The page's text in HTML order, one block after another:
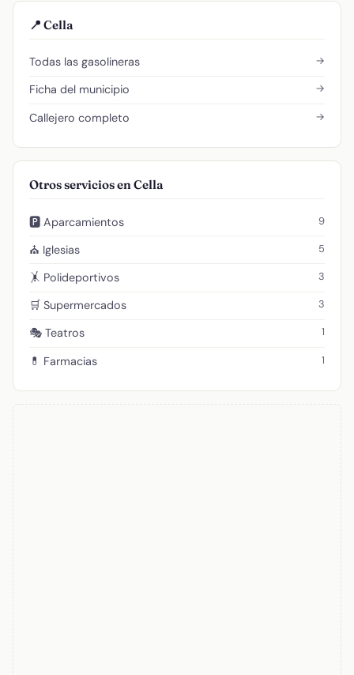
📍 Cella
Todas las gasolineras →
Ficha del municipio →
Callejero completo →
Otros servicios en Cella
🅿️ Aparcamientos 9
⛪ Iglesias 5
🤸 Polideportivos 3
🛒 Supermercados 3
🎭 Teatros 1
💊 Farmacias 1